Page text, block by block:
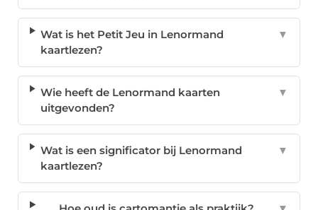
Wat is het Petit Jeu in Lenormand
kaartlezen?
▼
Wie heeft de Lenormand kaarten
uitgevonden?
▼
Wat is een significator bij Lenormand
kaartlezen?
▼